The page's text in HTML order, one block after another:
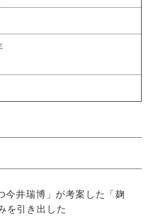
今井瑞博」が考案した「麹
を引き出した